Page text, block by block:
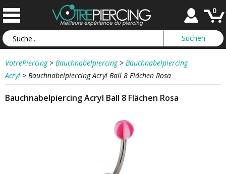
0
VotrePiercing > Bauchnabelpiercing > Bauchnabelpiercing
Acryl > Bauchnabelpiercing Acryl Ball 8 Flächen Rosa
Bauchnabelpiercing Acryl Ball 8 Flächen Rosa